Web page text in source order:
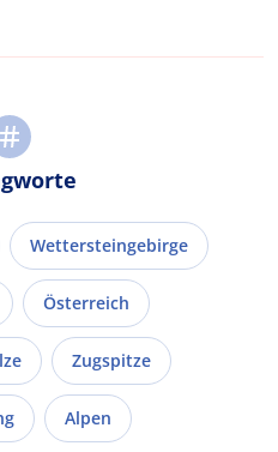
Wettersteingebirge
Österreich
Zugspitze
Alpen